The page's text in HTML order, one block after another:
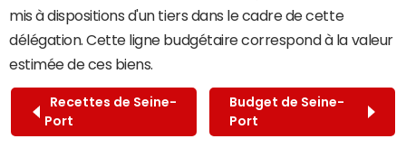
mis à dispositions d'un tiers dans le cadre de cette
délégation. Cette ligne budgétaire correspond à la valeur
estimée de ces biens.
Recettes de Seine-
Port
Budget de Seine-
Port